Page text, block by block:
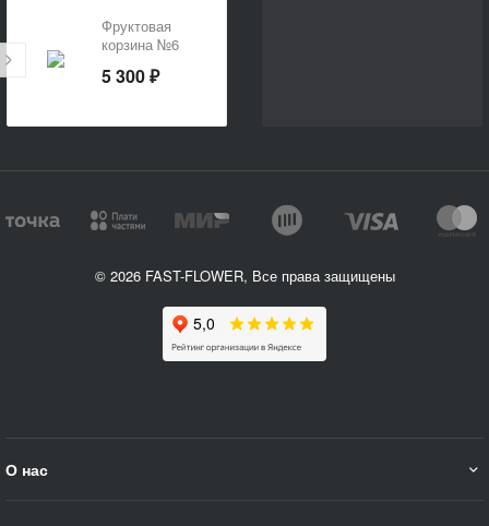
Фруктовая
корзина №6
5 300 ₽
© 2026 FAST-FLOWER, Все права защищены
О нас